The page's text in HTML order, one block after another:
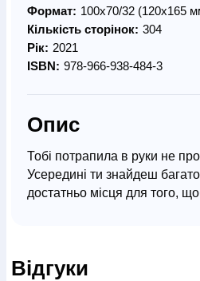
Формат: 100х70/32 (120х165
Кількість сторінок: 304
Рік: 2021
ISBN: 978-966-938-484-3
Опис
Тобі потрапила в руки не
Усередині ти знайдеш
достатньо місця для того,
художниця Олена Онуфрів.
Відгуки